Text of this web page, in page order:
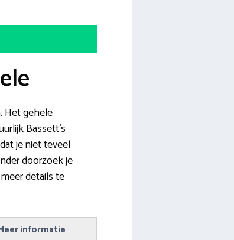
Het gehele
Bassett’s
je niet teveel
doorzoek je
details te
informatie